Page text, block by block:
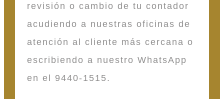
revisión o cambio de tu contador
acudiendo a nuestras oficinas de
atención al cliente más cercana o
escribiendo a nuestro WhatsApp
en el 9440-1515.